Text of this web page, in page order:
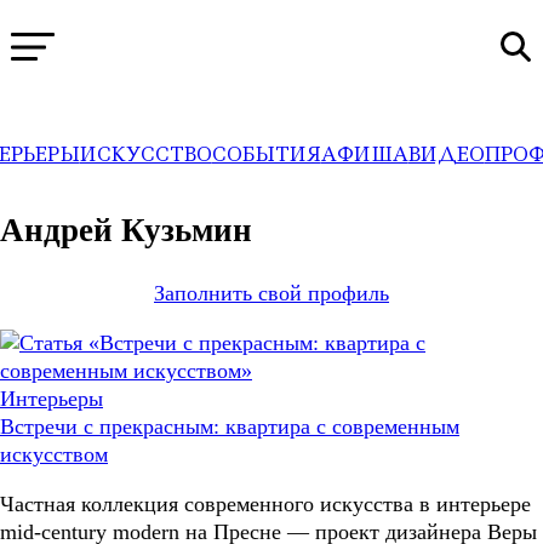
ИСКУССТВОСОБЫТИЯАФИШАВИДЕО
WA→Профили
Андрей Кузьмин
Заполнить свой профиль
Интерьеры
Встречи с прекрасным: квартира с современным
искусством
Частная коллекция современного искусства в интерьере
mid-century modern на Пресне — проект дизайнера Веры